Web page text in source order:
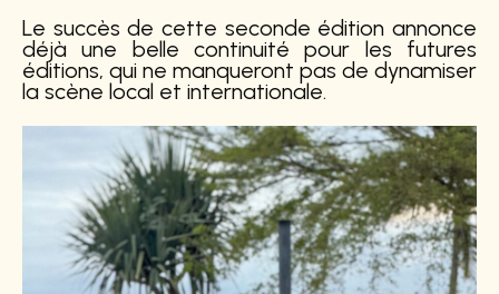
Le succès de cette seconde édition annonce
déjà une belle continuité pour les futures
éditions, qui ne manqueront pas de dynamiser
la scène local et internationale.